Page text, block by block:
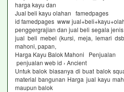
harga kayu dan
Jual beli kayu olahan famedpages
id famedpages www
penggergrajian dan jual beli segala
jual beli mebel (kursi, meja, lemari
mahoni, papan,
Harga Kayu Balok Mahoni Penjualan
penjualan web id › Ancient
Untuk balok biasanya di buat balok
material bangunan Harga jual kayu
maupun balok